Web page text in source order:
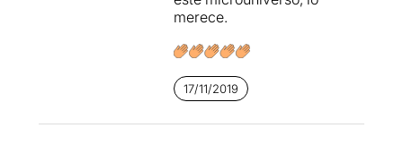
merece.
17/11/2019